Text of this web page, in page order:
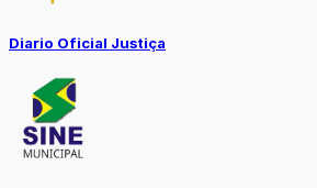
Diario Oficial Justiça